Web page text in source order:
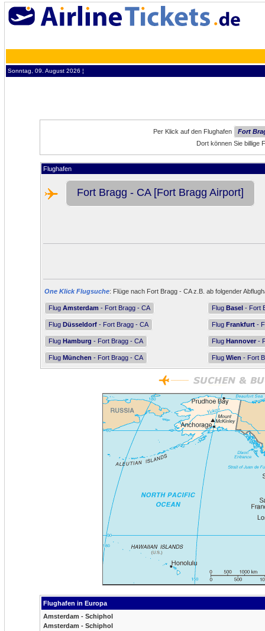
Sonntag, 09. August 2026 ¦
Per Klick auf den Flughafen
Fort
Dort können Sie billige
Flughafen
Fort Bragg - CA [Fort Bragg Airport]
One Klick Flugsuche: Flüge nach Fort Bragg - CA z.B. ab folgender
Flug Amsterdam - Fort Bragg - CA Flug Basel - Fort
Flug Düsseldorf - Fort Bragg - CA Flug Frankfurt -
Flug Hamburg - Fort Bragg - CA Flug Hannover -
Flug München - Fort Bragg - CA Flug Wien - Fort
Flughafen in Europa
Amsterdam - Schiphol
Amsterdam - Schiphol